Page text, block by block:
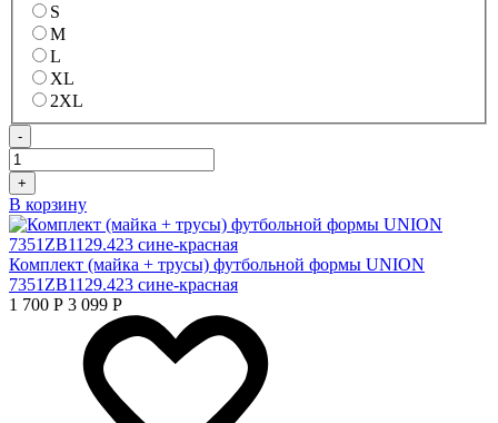
S
M
L
XL
2XL
-
+
В корзину
Комплект (майка + трусы) футбольной формы UNION
7351ZB1129.423 сине-красная
1 700 Р 3 099 Р